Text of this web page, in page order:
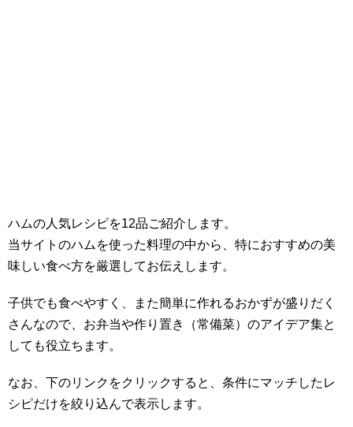
ハムの人気レシピを12品ご紹介します。
当サイトのハムを使った料理の中から、特におすすめの美
味しい食べ方を厳選してお伝えします。
子供でも食べやすく、また簡単に作れるおかずが盛りだく
さんなので、お弁当や作り置き（常備菜）のアイデア集と
しても役立ちます。
なお、下のリンクをクリックすると、条件にマッチしたレ
シピだけを絞り込んで表示します。